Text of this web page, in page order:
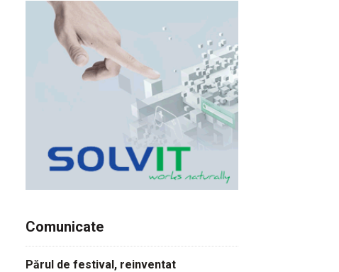
Comunicate
Părul de festival, reinventat